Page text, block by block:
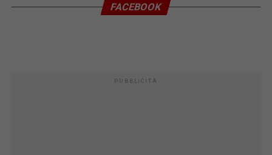
FACEBOOK
PUBBLICITÀ